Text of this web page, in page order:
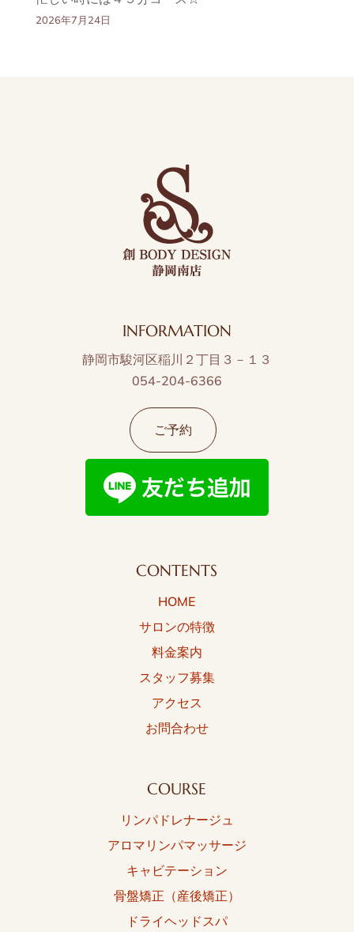
2026年7月24日
INFORMATION
静岡市駿河区稲川２丁目３－１３
054-204-6366
ご予約
CONTENTS
HOME
サロンの特徴
料金案内
スタッフ募集
アクセス
お問合わせ
COURSE
リンパドレナージュ
アロマリンパマッサージ
キャビテーション
骨盤矯正（産後矯正）
ドライヘッドスパ